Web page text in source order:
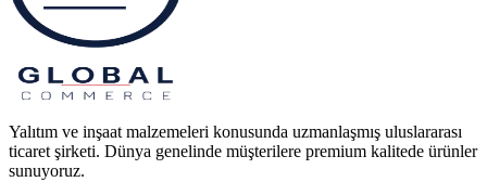
Yalıtım ve inşaat malzemeleri konusunda uzmanlaşmış uluslararası
ticaret şirketi. Dünya genelinde müşterilere premium kalitede ürünler
sunuyoruz.